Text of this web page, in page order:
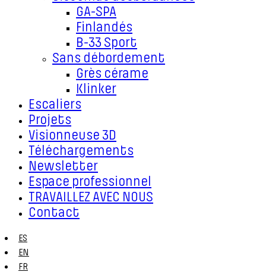
GA-SPA
Finlandés
B-33 Sport
Sans débordement
Grès cérame
Klinker
Escaliers
Projets
Visionneuse 3D
Téléchargements
Newsletter
Espace professionnel
TRAVAILLEZ AVEC NOUS
Contact
ES
EN
FR